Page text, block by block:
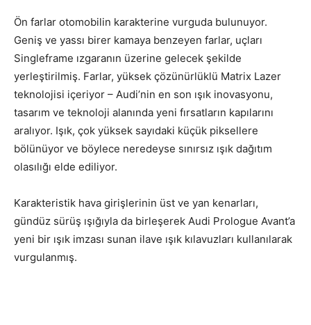
Ön farlar otomobilin karakterine vurguda bulunuyor.
Geniş ve yassı birer kamaya benzeyen farlar, uçları
Singleframe ızgaranın üzerine gelecek şekilde
yerleştirilmiş. Farlar, yüksek çözünürlüklü Matrix Lazer
teknolojisi içeriyor – Audi’nin en son ışık inovasyonu,
tasarım ve teknoloji alanında yeni fırsatların kapılarını
aralıyor. Işık, çok yüksek sayıdaki küçük piksellere
bölünüyor ve böylece neredeyse sınırsız ışık dağıtım
olasılığı elde ediliyor.
Karakteristik hava girişlerinin üst ve yan kenarları,
gündüz sürüş ışığıyla da birleşerek Audi Prologue Avant’a
yeni bir ışık imzası sunan ilave ışık kılavuzları kullanılarak
vurgulanmış.